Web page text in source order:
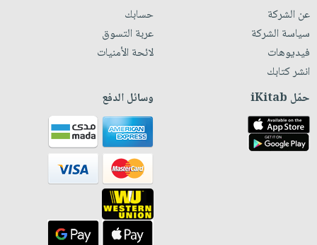
عن الشركة
سياسة الشركة
فيديوهات
انشر كتابك
حسابك
عربة التسوق
لائحة الأمنيات
حمّل iKitab وسائل الدفع